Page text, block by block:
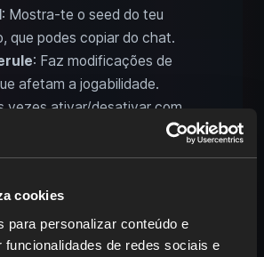
cookies
para personalizar conteúdo e
funcionalidades de redes sociais e
: Mostra‑te o seed do teu
que podes copiar do chat.
: Faz modificações de
afetam a jogabilidade.
vezes ativar/desativar com
false .
,Sobrevivência
ouAventura. Em
podes mudar comF3 +